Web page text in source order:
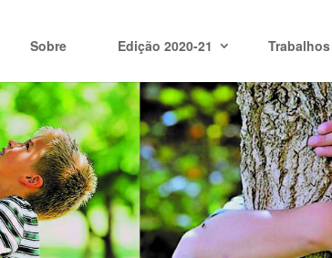
Sobre Edição 2020-21 Trabalhos